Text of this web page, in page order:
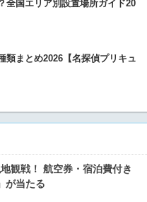
全国エリア別設置場所ガイド20
類まとめ2026【名探偵プリキュ
観戦！ 航空券・宿泊費付き
が当たる